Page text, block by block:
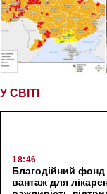
У СВІТІ
18:46
Благодійний фонд
вантаж для